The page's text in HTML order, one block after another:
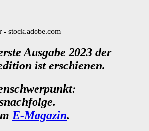
stock.adobe.com
Ausgabe 2023 der
ist erschienen.
E-Magazin.